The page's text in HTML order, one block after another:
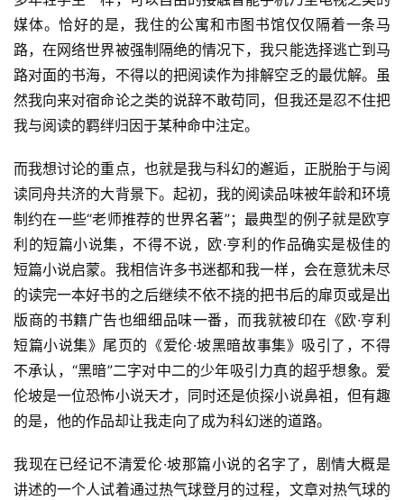
媒体。恰好的是，我住的公寓和市图书馆仅仅隔着一条马
路，在网络世界被强制隔绝的情况下，我只能选择逃亡到马
路对面的书海，不得以的把阅读作为排解空乏的最优解。虽
然我向来对宿命论之类的说辞不敢苟同，但我还是忍不住把
我与阅读的羁绊归因于某种命中注定。
而我想讨论的重点，也就是我与科幻的邂逅，正脱胎于与阅
读同舟共济的大背景下。起初，我的阅读品味被年龄和环境
制约在一些“老师推荐的世界名著”；最典型的例子就是欧亨
利的短篇小说集，不得不说，欧·亨利的作品确实是极佳的
短篇小说启蒙。我相信许多书迷都和我一样，会在意犹未尽
的读完一本好书的之后继续不依不挠的把书后的扉页或是出
版商的书籍广告也细细品味一番，而我就被印在《欧·亨利
短篇小说集》尾页的《爱伦·坡黑暗故事集》吸引了，不得
不承认，“黑暗”二字对中二的少年吸引力真的超乎想象。爱
伦坡是一位恐怖小说天才，同时还是侦探小说鼻祖，但有趣
的是，他的作品却让我走向了成为科幻迷的道路。
我现在已经记不清爱伦·坡那篇小说的名字了，剧情大概是
讲述的一个人试着通过热气球登月的过程，文章对热气球的